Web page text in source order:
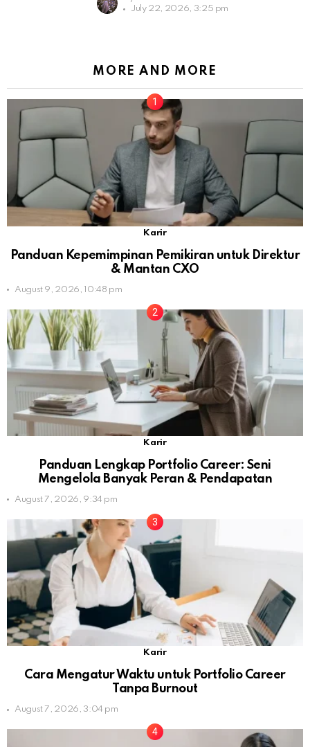
July 22, 2026, 3:25 pm
MORE AND MORE
Karir
Panduan Kepemimpinan Pemikiran untuk Direktur
& Mantan CXO
August 9, 2026, 10:48 pm
Karir
Panduan Lengkap Portfolio Career: Seni
Mengelola Banyak Peran & Pendapatan
August 7, 2026, 9:34 pm
Karir
Cara Mengatur Waktu untuk Portfolio Career
Tanpa Burnout
August 7, 2026, 3:04 pm